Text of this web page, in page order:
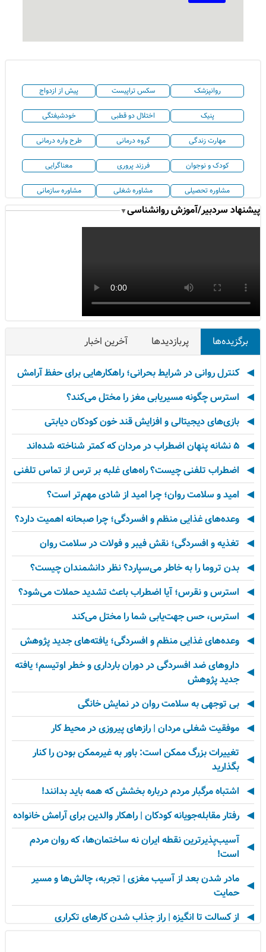
روانپزشک سکس تراپیست پیش از ازدواج
پنیک اختلال دو قطبی خودشیفتگی
مهارت زندگی گروه درمانی طرح واره درمانی
کودک و نوجوان فرزند پروری معناگرایی
مشاوره تحصیلی مشاوره شغلی مشاوره سازمانی
پیشنهاد سردبیر/آموزش روانشناسی▼
برگزیده‌ها پربازدیدها آخرین اخبار
کنترل روانی در شرایط بحرانی؛ راهکارهایی برای حفظ آرامش
استرس چگونه مسیریابی مغز را مختل می‌کند؟
بازی‌های دیجیتالی و افزایش قند خون کودکان دیابتی
۵ نشانه پنهان اضطراب در مردان که کمتر شناخته شده‌اند
اضطراب تلفنی چیست؟ راه‌های غلبه بر ترس از تماس تلفنی
امید و سلامت روان؛ چرا امید از شادی مهم‌تر است؟
وعده‌های غذایی منظم و افسردگی؛ چرا صبحانه اهمیت دارد؟
تغذیه و افسردگی؛ نقش فیبر و فولات در سلامت روان
بدن تروما را به خاطر می‌سپارد؟ نظر دانشمندان چیست؟
استرس و نقرس؛ آیا اضطراب باعث تشدید حملات می‌شود؟
استرس، حس جهت‌یابی شما را مختل می‌کند
وعده‌های غذایی منظم و افسردگی؛ یافته‌های جدید پژوهش
داروهای ضد افسردگی در دوران بارداری و خطر اوتیسم؛ یافته
جدید پژوهش
بی توجهی به سلامت روان در نمایش خانگی
موفقیت شغلی مردان | رازهای پیروزی در محیط کار
تغییرات بزرگ ممکن است: باور به غیرممکن بودن را کنار
بگذارید
اشتباه مرگبار مردم درباره بخشش که همه باید بدانند!
رفتار مقابله‌جویانه کودکان | راهکار والدین برای آرامش خانواده
آسیب‌پذیرترین نقطه ایران نه ساختمان‌ها، که روان مردم
است!
مادر شدن بعد از آسیب مغزی | تجربه، چالش‌ها و مسیر
حمایت
از کسالت تا انگیزه | راز جذاب شدن کارهای تکراری